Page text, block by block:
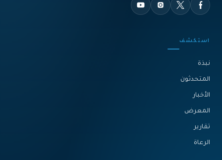
استكشف
نبذة‎
المتحدثون
الأخبار
المعرض
تقارير
الرعاة